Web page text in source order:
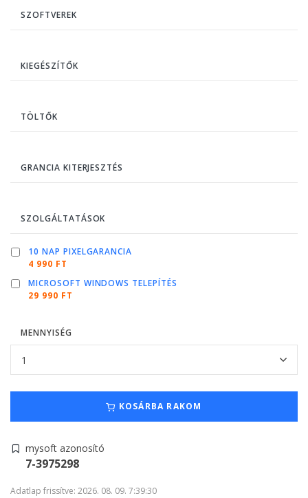
SZOFTVEREK
KIEGÉSZÍTŐK
TÖLTŐK
GRANCIA KITERJESZTÉS
SZOLGÁLTATÁSOK
10 NAP PIXELGARANCIA
4 990 FT
MICROSOFT WINDOWS TELEPÍTÉS
29 990 FT
MENNYISÉG
KOSÁRBA RAKOM
mysoft azonosító
7-3975298
Adatlap frissítve: 2026. 08. 09. 7:39:30